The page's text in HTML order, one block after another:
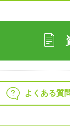
よくある質